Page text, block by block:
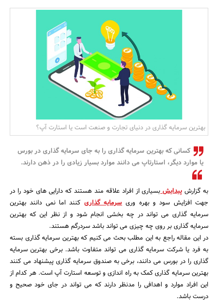
مسکن و ساختمان
بهترین سرمایه گذاری در دنیای تجارت و صنعت است یا استارت آپ؟
کسانی که بهترین سرمایه گذاری را به جای سرمایه گذاری در بورس
یا موارد دیگر، استارتاپ می دانند موارد بسیار زیادی را در ذهن دارند.
به گزارش پیدایشبسیاری از افراد علاقه مند هستند که دارایی های خود را در
جهت افزایش سود و بهره وری سرمایه گذاری کنند اما نمی دانند بهترین
سرمایه گذاری می تواند در چه بخشی انجام شود و از نظر این که بهترین
سرمایه گذاری بر روی چه چیزی می تواند باشد سردرگم هستند.
در این مقاله راجع به این مطلب بحث می کنیم که بهترین سرمایه گذاری بسته
به فرد یا شرکت سرمایه گذاری می تواند متفاوت باشد. برخی بهترین سرمایه
گذاری را در بورس می دانند، برخی به صندوق سرمایه گذاری پیشنهاد می کنند
بهترین سرمایه گذاری کمک به راه اندازی و توسعه استارت آپ است. هر کدام از
این افراد موارد و اهدافی را مدنظر دارند که می تواند در جای خود صحیح و
درست باشد.